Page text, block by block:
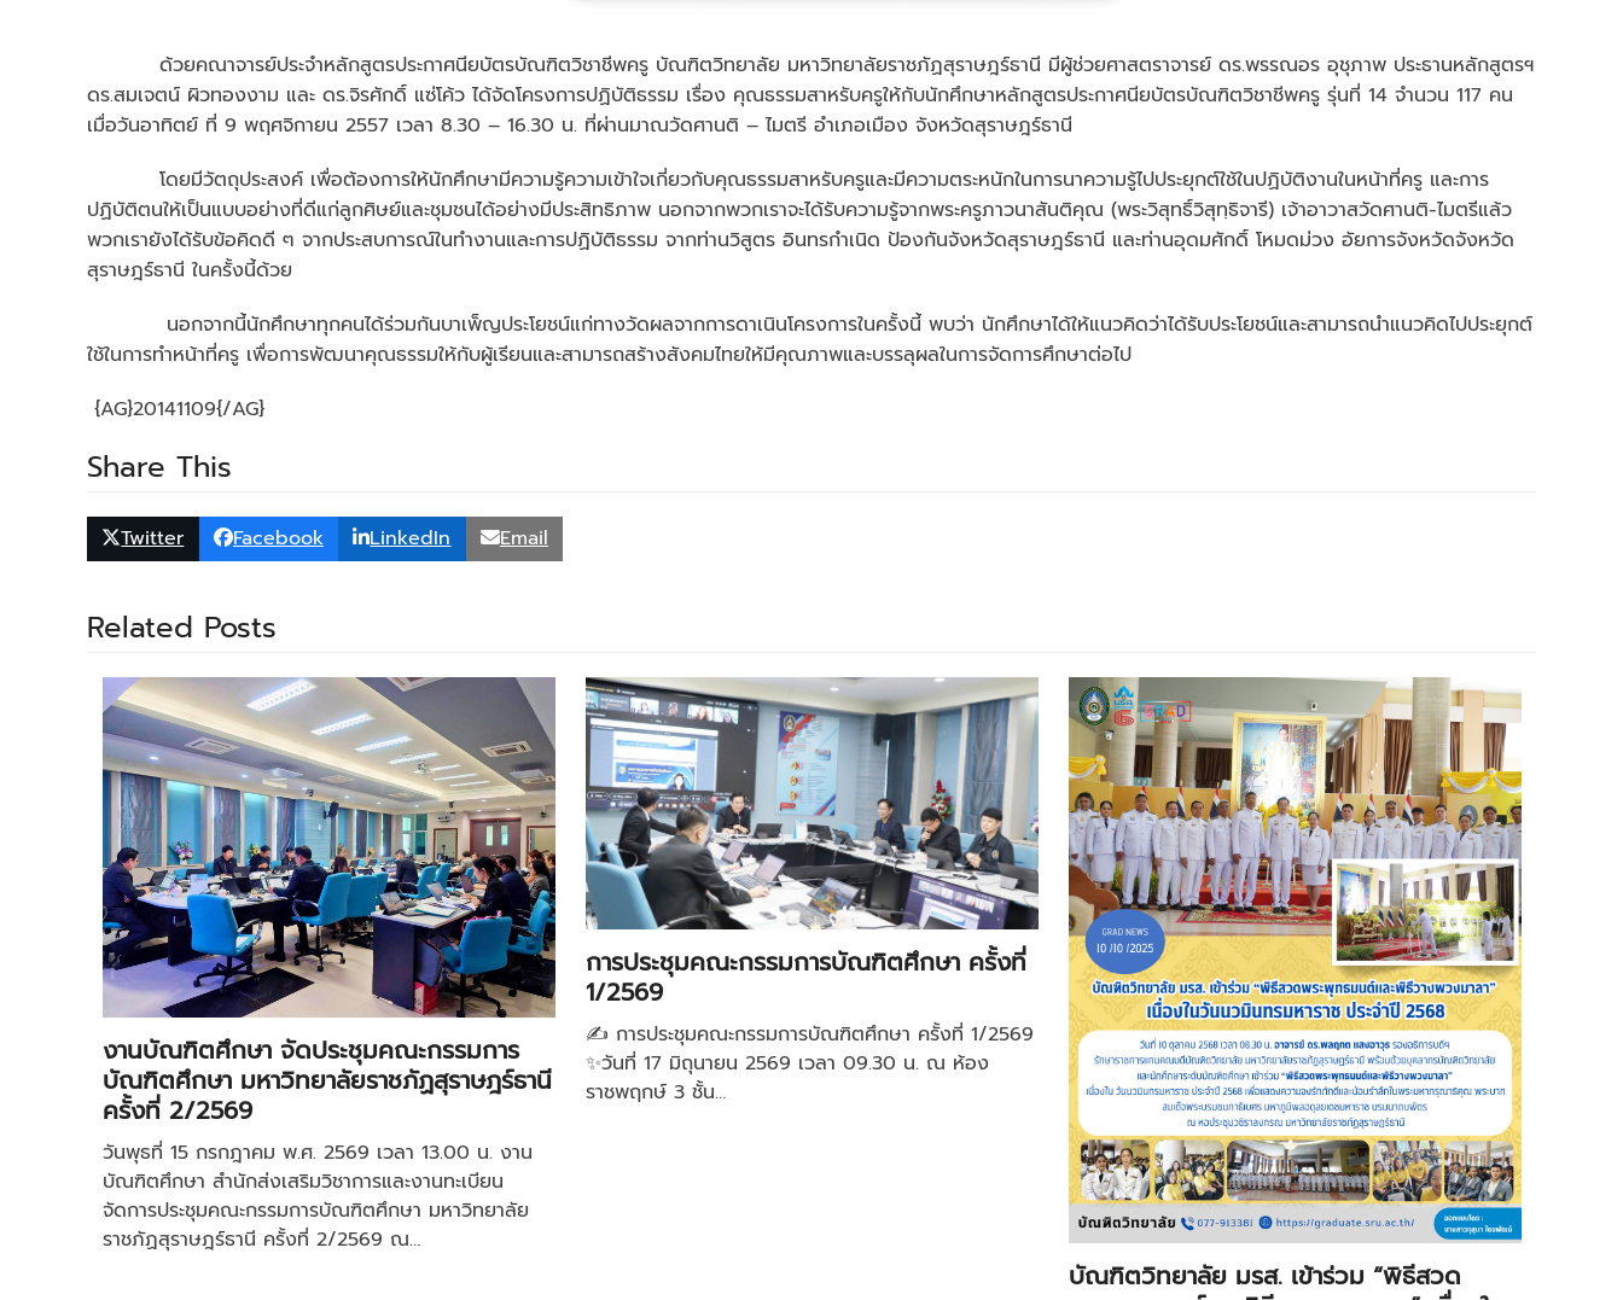
ด้วยคณาจารย์ประจำหลักสูตรประกาศนียบัตรบัณฑิตวิชาชีพครู บัณฑิตวิทยาลัย มหาวิทยาลัยราชภัฏสุราษฎร์ธานี มีผู้ช่วยศาสตราจารย์ ดร.พรรณอร อุชุภาพ ประธานหลักสูตรฯ
ดร.สมเจตน์ ผิวทองงาม และ ดร.จิรศักดิ์ แซ่โค้ว ได้จัดโครงการปฏิบัติธรรม เรื่อง คุณธรรมสาหรับครูให้กับนักศึกษาหลักสูตรประกาศนียบัตรบัณฑิตวิชาชีพครู รุ่นที่ 14 จำนวน 117 คน
เมื่อวันอาทิตย์ ที่ 9 พฤศจิกายน 2557 เวลา 8.30 – 16.30 น. ที่ผ่านมาณวัดศานติ – ไมตรี อำเภอเมือง จังหวัดสุราษฎร์ธานี
โดยมีวัตถุประสงค์ เพื่อต้องการให้นักศึกษามีความรู้ความเข้าใจเกี่ยวกับคุณธรรมสาหรับครูและมีความตระหนักในการนาความรู้ไปประยุกต์ใช้ในปฏิบัติงานในหน้าที่ครู และการ
ปฏิบัติตนให้เป็นแบบอย่างที่ดีแก่ลูกศิษย์และชุมชนได้อย่างมีประสิทธิภาพ นอกจากพวกเราจะได้รับความรู้จากพระครูภาวนาสันติคุณ (พระวิสุทธิ์วิสุทฺธิจารี) เจ้าอาวาสวัดศานติ-ไมตรีแล้ว
พวกเรายังได้รับข้อคิดดี ๆ จากประสบการณ์ในทำงานและการปฏิบัติธรรม จากท่านวิสูตร อินทรกำเนิด ป้องกันจังหวัดสุราษฎร์ธานี และท่านอุดมศักดิ์ โหมดม่วง อัยการจังหวัดจังหวัด
สุราษฎร์ธานี ในครั้งนี้ด้วย
นอกจากนี้นักศึกษาทุกคนได้ร่วมกันบาเพ็ญประโยชน์แก่ทางวัดผลจากการดาเนินโครงการในครั้งนี้ พบว่า นักศึกษาได้ให้แนวคิดว่าได้รับประโยชน์และสามารถนำแนวคิดไปประยุกต์
ใช้ในการทำหน้าที่ครู เพื่อการพัฒนาคุณธรรมให้กับผู้เรียนและสามารถสร้างสังคมไทยให้มีคุณภาพและบรรลุผลในการจัดการศึกษาต่อไป
{AG}20141109{/AG}
Share This
Twitter Facebook LinkedIn Email
Related Posts
งานบัณฑิตศึกษา จัดประชุมคณะกรรมการ
บัณฑิตศึกษา มหาวิทยาลัยราชภัฏสุราษฎร์ธานี
ครั้งที่ 2/2569
วันพุธที่ 15 กรกฎาคม พ.ศ. 2569 เวลา 13.00 น. งาน
บัณฑิตศึกษา สำนักส่งเสริมวิชาการและงานทะเบียน
จัดการประชุมคณะกรรมการบัณฑิตศึกษา มหาวิทยาลัย
ราชภัฏสุราษฎร์ธานี ครั้งที่ 2/2569 ณ…
การประชุมคณะกรรมการบัณฑิตศึกษา ครั้งที่
1/2569
✍️ การประชุมคณะกรรมการบัณฑิตศึกษา ครั้งที่ 1/2569
✨วันที่ 17 มิถุนายน 2569 เวลา 09.30 น. ณ ห้อง
ราชพฤกษ์ 3 ชั้น…
บัณฑิตวิทยาลัย มรส. เข้าร่วม “พิธีสวด